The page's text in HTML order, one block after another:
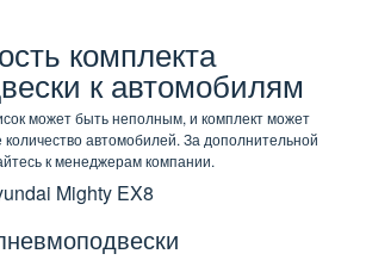
комплекта
к автомобилям
может быть неполным, и комплект может
автомобилей. За дополнительной
к менеджерам компании.
Mighty EX8